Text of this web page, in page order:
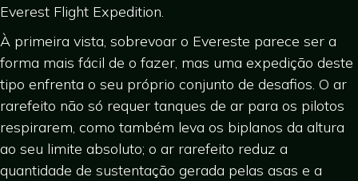
Everest Flight Expedition.
À primeira vista, sobrevoar o Evereste parece ser a
forma mais fácil de o fazer, mas uma expedição deste
tipo enfrenta o seu próprio conjunto de desafios. O ar
rarefeito não só requer tanques de ar para os pilotos
respirarem, como também leva os biplanos da altura
ao seu limite absoluto; o ar rarefeito reduz a
quantidade de sustentação gerada pelas asas e a